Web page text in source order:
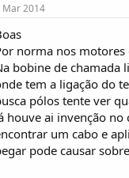
Mar 2014
norma nos
bobine de chamada
tem a ligação do
pólos tente ver
houve ai invenção
um cabo e
pode causar